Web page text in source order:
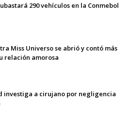
290 vehículos en la Conmebol
Miss Universo se abrió y contó más
relación amorosa
investiga a cirujano por negligencia